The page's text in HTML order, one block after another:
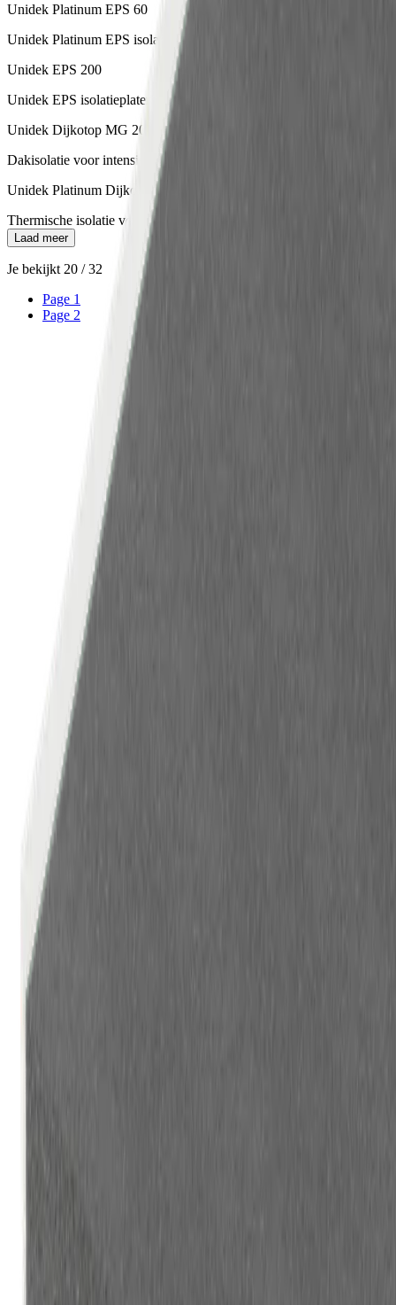
Unidek Platinum EPS 60
Unidek Platinum EPS isolatieplaten
Unidek EPS 200
Unidek EPS isolatieplaten
Unidek Dijkotop MG 200
Dakisolatie voor intensief beloopbare platte daken
Unidek Platinum Dijkotop 100
Thermische isolatie voor platte daken
Laad meer
Je bekijkt 20 /32
Page 1
Page 2